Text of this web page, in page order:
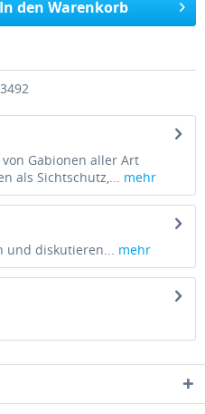
In den Warenkorb
Gabionen aller Art
als Sichtschutz,... mehr
und diskutieren... mehr